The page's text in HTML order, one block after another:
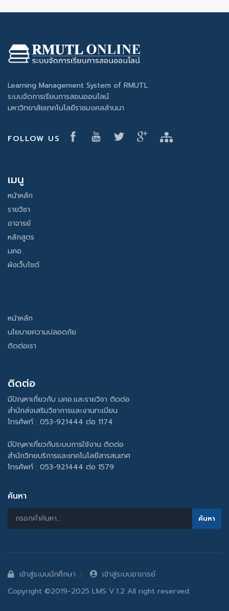
Learning Management System of RMUTL
ระบบจัดการเรียนการสอนออนไลน์
มหาวิทยาลัยเทคโนโลยีราชมงคลล้านนา
FOLLOW US
เมนู
หน้าหลัก
รายวิชา
อาจารย์
หลักสูตร
มคอ.
ผังเว็บไซต์
หน้าหลัก
นโยบายความปลอดภัย
ติดต่อเรา
ติดต่อ
มีปัญหาเกี่ยวกับ มคอ.และรายวิชา ติดต่อ
สำนักส่งเสริมวิชาการและงานทะเบียน
โทรศัพท์ : 053-921444 ต่อ 1174
มีปัญหาเกี่ยวกับระบบการใช้งาน ติดต่อ
สำนักวิทยบริการและเทคโนโลยีสารสนเทศ
โทรศัพท์ : 053-921444 ต่อ 1579
ค้นหา
เข้าสู่ระบบนักศึกษา
เข้าสู่ระบบอาจารย์
Copyright ©2019-2025 LMS V.1.2 All right reserved.